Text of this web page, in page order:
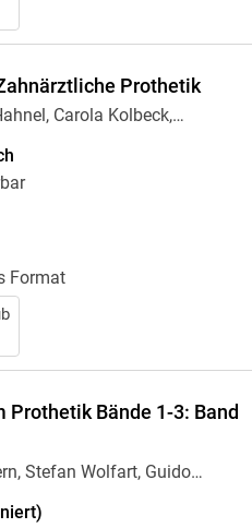
Prothetik
Carola Kolbeck,
Format
Prothetik Bände 1-3: Band
Stefan Wolfart, Guido